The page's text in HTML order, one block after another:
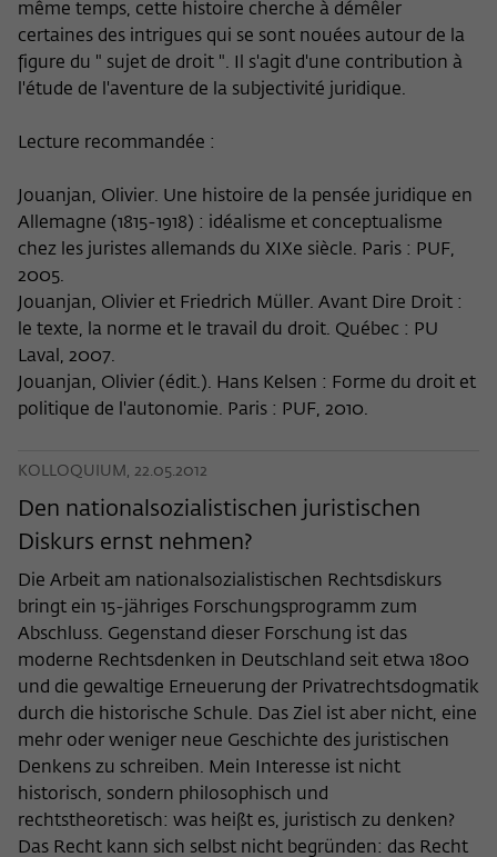
même temps, cette histoire cherche à démêler
certaines des intrigues qui se sont nouées autour de la
figure du " sujet de droit ". Il s'agit d'une contribution à
l'étude de l'aventure de la subjectivité juridique.
Lecture recommandée :
Jouanjan, Olivier. Une histoire de la pensée juridique en
Allemagne (1815-1918) : idéalisme et conceptualisme
chez les juristes allemands du XIXe siècle. Paris : PUF,
2005.
Jouanjan, Olivier et Friedrich Müller. Avant Dire Droit :
le texte, la norme et le travail du droit. Québec : PU
Laval, 2007.
Jouanjan, Olivier (édit.). Hans Kelsen : Forme du droit et
politique de l'autonomie. Paris : PUF, 2010.
KOLLOQUIUM, 22.05.2012
Den nationalsozialistischen juristischen
Diskurs ernst nehmen?
Die Arbeit am nationalsozialistischen Rechtsdiskurs
bringt ein 15-jähriges Forschungsprogramm zum
Abschluss. Gegenstand dieser Forschung ist das
moderne Rechtsdenken in Deutschland seit etwa 1800
und die gewaltige Erneuerung der Privatrechtsdogmatik
durch die historische Schule. Das Ziel ist aber nicht, eine
mehr oder weniger neue Geschichte des juristischen
Denkens zu schreiben. Mein Interesse ist nicht
historisch, sondern philosophisch und
rechtstheoretisch: was heißt es, juristisch zu denken?
Das Recht kann sich selbst nicht begründen: das Recht